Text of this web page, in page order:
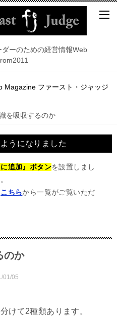
ーのための経営情報Web
Magazine ファースト・ジャッジ
を吸収するのか
うになりました
に追加』ボタンを設置しまし
こちらから一覧がご覧いただ
のか
01/05
けて2種類あります。